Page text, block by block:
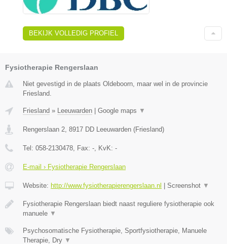
BEKIJK VOLLEDIG PROFIEL
Fysiotherapie Rengerslaan
Niet gevestigd in de plaats Oldeboorn, maar wel in de provincie
Friesland.
Friesland » Leeuwarden Google maps ▼
Rengerslaan 2, 8917 DD Leeuwarden (Friesland)
Tel: 058-2130478, Fax: -, KvK: -
E-mail › Fysiotherapie Rengerslaan
Website: http://www.fysiotherapierengerslaan.nl Screenshot ▼
Fysiotherapie Rengerslaan biedt naast reguliere fysiotherapie ook
manuele ▼
Psychosomatische Fysiotherapie, Sportfysiotherapie, Manuele
Therapie, Dry ▼